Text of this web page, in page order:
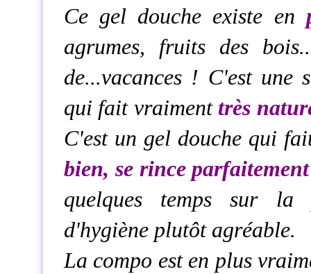
Ce gel douche existe en
agrumes, fruits des
de...vacances ! C'est une
qui fait vraiment très
C'est un gel douche qui
bien, se rince
quelques temps sur
d'hygiène plutôt agréable.
La compo est en plus